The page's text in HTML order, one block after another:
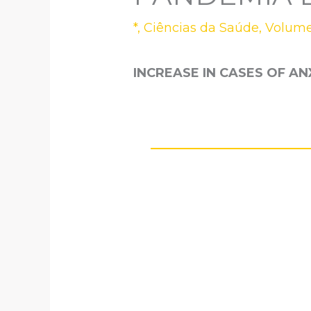
*,Ciências da Saúde,
INCREASE IN CASES OF